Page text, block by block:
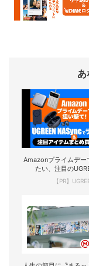
Amazonプライムデー
たい、注目の
【PR】